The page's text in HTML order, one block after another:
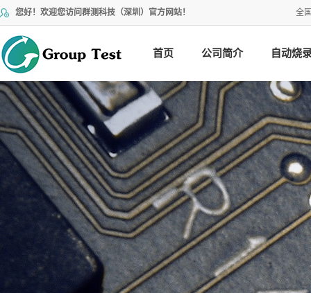
您好！欢迎您访问群测科技（深圳）官方网站！ 全
首页 公司简介 自动烧